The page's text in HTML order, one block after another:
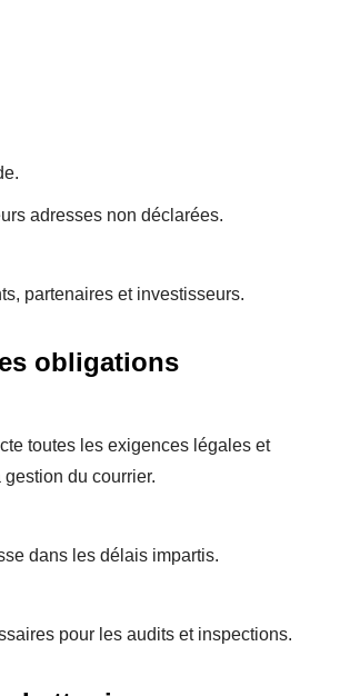
adresses non déclarées.
partenaires et investisseurs.
obligations
toutes les exigences légales et
du courrier.
dans les délais impartis.
pour les audits et inspections.